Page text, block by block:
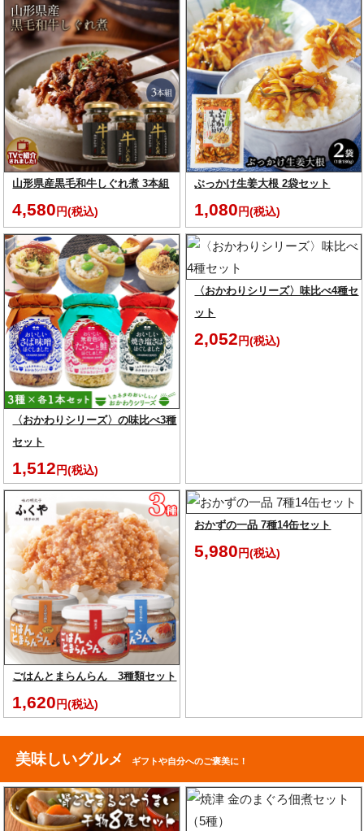
山形県産黒毛和牛しぐれ煮 3本組
4,580円(税込)
ぶっかけ生姜大根 2袋セット
1,080円(税込)
〈おかわりシリーズ〉の味比べ3種
セット
1,512円(税込)
〈おかわりシリーズ〉味比べ4種セ
ット
2,052円(税込)
ごはんとまらんらん 3種類セット
1,620円(税込)
おかずの一品 7種14缶セット
5,980 円(税込)
美味しいグルメ ギフトや自分へのご褒美に！